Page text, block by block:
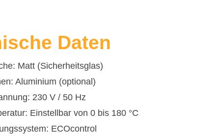
Daten
Matt (Sicherheitsglas)
Aluminium (optional)
230 V / 50 Hz
Einstellbar von 0 bis 180 °C
ECOcontrol